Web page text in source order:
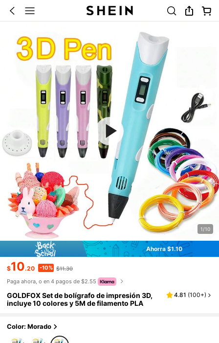
1/10
Ahorra $1.10
$10.20 -10% $11.30
Paga ahora, o en 4 pagos de $2.55
GOLDFOX Set de bolígrafo de impresión 3D,
incluye 10 colores y 5M de filamento PLA
4.81 (100+)
Color: Morado